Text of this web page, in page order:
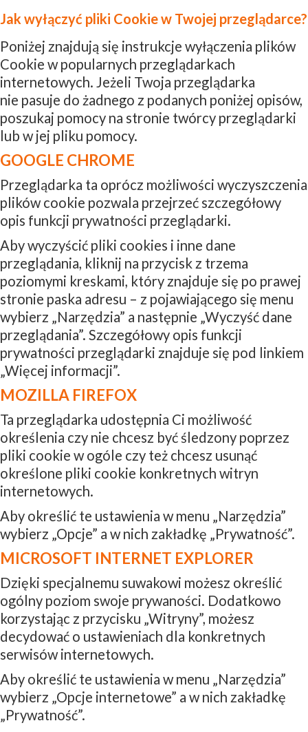
Jak wyłączyć pliki Cookie w Twojej przeglądarce?
Poniżej znajdują się instrukcje wyłączenia plików
Cookie w popularnych przeglądarkach
internetowych. Jeżeli Twoja przeglądarka
nie pasuje do żadnego z podanych poniżej opisów,
poszukaj pomocy na stronie twórcy przeglądarki
lub w jej pliku pomocy.
GOOGLE CHROME
Przeglądarka ta oprócz możliwości wyczyszczenia
plików cookie pozwala przejrzeć szczegółowy
opis funkcji prywatności przeglądarki.
Aby wyczyścić pliki cookies i inne dane
przeglądania, kliknij na przycisk z trzema
poziomymi kreskami, który znajduje się po prawej
stronie paska adresu – z pojawiającego się menu
wybierz „Narzędzia” a następnie „Wyczyść dane
przeglądania”. Szczegółowy opis funkcji
prywatności przeglądarki znajduje się pod linkiem
„Więcej informacji”.
MOZILLA FIREFOX
Ta przeglądarka udostępnia Ci możliwość
określenia czy nie chcesz być śledzony poprzez
pliki cookie w ogóle czy też chcesz usunąć
określone pliki cookie konkretnych witryn
internetowych.
Aby określić te ustawienia w menu „Narzędzia”
wybierz „Opcje” a w nich zakładkę „Prywatność”.
MICROSOFT INTERNET EXPLORER
Dzięki specjalnemu suwakowi możesz określić
ogólny poziom swoje prywaności. Dodatkowo
korzystając z przycisku „Witryny”, możesz
decydować o ustawieniach dla konkretnych
serwisów internetowych.
Aby określić te ustawienia w menu „Narzędzia”
wybierz „Opcje internetowe” a w nich zakładkę
„Prywatność”.